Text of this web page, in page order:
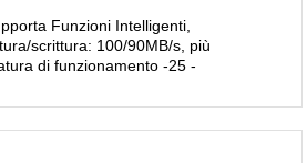
Funzioni Intelligenti,
scrittura: 100/90MB/s, più
di funzionamento -25 -